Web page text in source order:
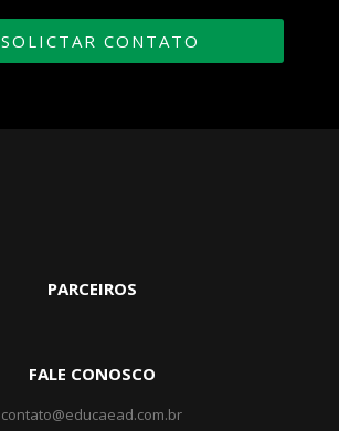
SOLICTAR CONTATO
PARCEIROS
FALE CONOSCO
contato@educaead.com.br